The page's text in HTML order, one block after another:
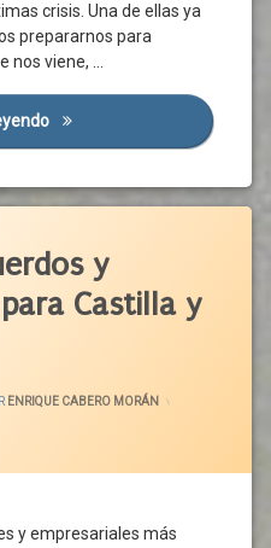
crisis. Una de ellas ya
prepararnos para
nos viene, …
El Momento De Los
y
Castilla y
24 MAYO 2020
ENRIQUE CABERO MORÁN
y empresariales más